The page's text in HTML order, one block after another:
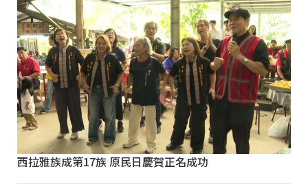
西拉雅族成第17族 原民日慶賀正名成功